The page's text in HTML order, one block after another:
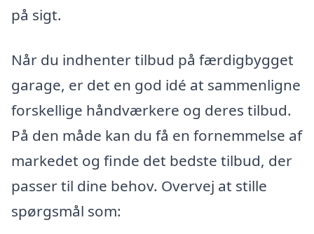
på sigt.
Når du indhenter tilbud på færdigbygget
garage, er det en god idé at sammenligne
forskellige håndværkere og deres tilbud.
På den måde kan du få en fornemmelse af
markedet og finde det bedste tilbud, der
passer til dine behov. Overvej at stille
spørgsmål som: